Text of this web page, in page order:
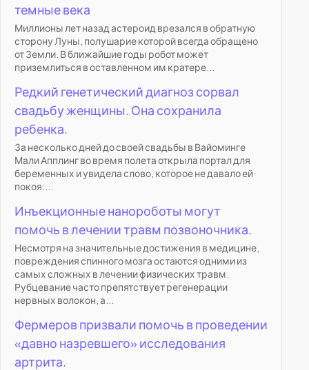
темные века
Миллионы лет назад астероид врезался в обратную
сторону Луны, полушарие которой всегда обращено
от Земли. В ближайшие годы робот может
приземлиться в оставленном им кратере...
Редкий генетический диагноз сорвал
свадьбу женщины. Она сохранила
ребенка.
За несколько дней до своей свадьбы в Вайоминге
Мали Апплинг во время полета открыла портал для
беременных и увидела слово, которое не давало ей
покоя:...
Инъекционные нанороботы могут
помочь в лечении травм позвоночника.
Несмотря на значительные достижения в медицине,
повреждения спинного мозга остаются одними из
самых сложных в лечении физических травм.
Рубцевание часто препятствует регенерации
нервных волокон, а...
Фермеров призвали помочь в проведении
«давно назревшего» исследования
артрита.